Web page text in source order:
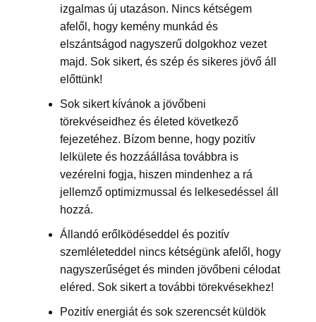
izgalmas új utazáson. Nincs kétségem
afelől, hogy kemény munkád és
elszántságod nagyszerű dolgokhoz vezet
majd. Sok sikert, és szép és sikeres jövő áll
előttünk!
Sok sikert kívánok a jövőbeni
törekvéseidhez és életed következő
fejezetéhez. Bízom benne, hogy pozitív
lelkülete és hozzáállása továbbra is
vezérelni fogja, hiszen mindenhez a rá
jellemző optimizmussal és lelkesedéssel áll
hozzá.
Állandó erőlködéseddel és pozitív
szemléleteddel nincs kétségünk afelől, hogy
nagyszerűséget és minden jövőbeni célodat
eléred. Sok sikert a további törekvésekhez!
Pozitív energiát és sok szerencsét küldök